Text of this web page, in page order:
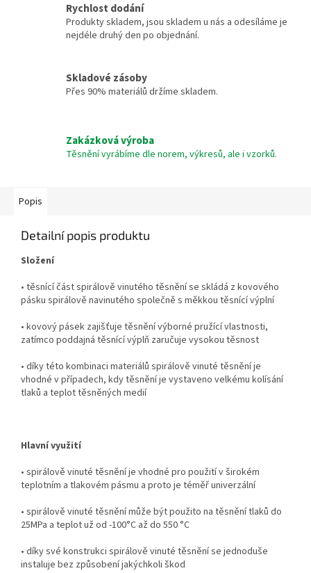
Rychlost dodání
Produkty skladem, jsou skladem u nás a odesíláme je
nejdéle druhý den po objednání.
Skladové zásoby
Přes 90% materiálů držíme skladem.
Zakázková výroba
Těsnění vyrábíme dle norem, výkresů, ale i vzorků.
Popis
Detailní popis produktu
Složení
• těsnící část spirálově vinutého těsnění se skládá z kovového
pásku spirálově navinutého společně s měkkou těsnící výplní
• kovový pásek zajišťuje těsnění výborné pružící vlastnosti,
zatímco poddajná těsnící výplň zaručuje vysokou těsnost
• díky této kombinaci materiálů spirálově vinuté těsnění je
vhodné v případech, kdy těsnění je vystaveno velkému kolísání
tlaků a teplot těsněných medií
Hlavní využití
• spirálově vinuté těsnění je vhodné pro použití v širokém
teplotním a tlakovém pásmu a proto je téměř univerzální
• spirálově vinuté těsnění může být použito na těsnění tlaků do
25MPa a teplot už od -100°C až do 550 °C
• díky své konstrukci spirálově vinuté těsnění se jednoduše
instaluje bez způsobení jakýchkoli škod